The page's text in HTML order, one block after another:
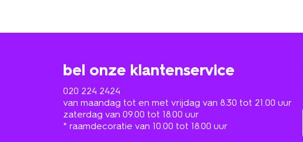
bel onze klantenservice
020 224 2424
van maandag tot en met vrijdag van 8.30 tot 21.00 uur
zaterdag van 09.00 tot 18.00 uur
* raamdecoratie van 10.00 tot 18.00 uur